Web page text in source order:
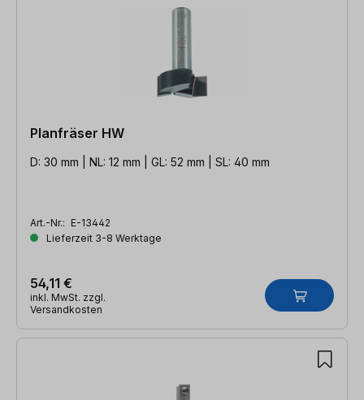
Planfräser HW
D: 30 mm | NL: 12 mm | GL: 52 mm | SL: 40 mm
Art.-Nr.: E-13442
Lieferzeit 3-8 Werktage
54,11 €
inkl. MwSt. zzgl.
Versandkosten